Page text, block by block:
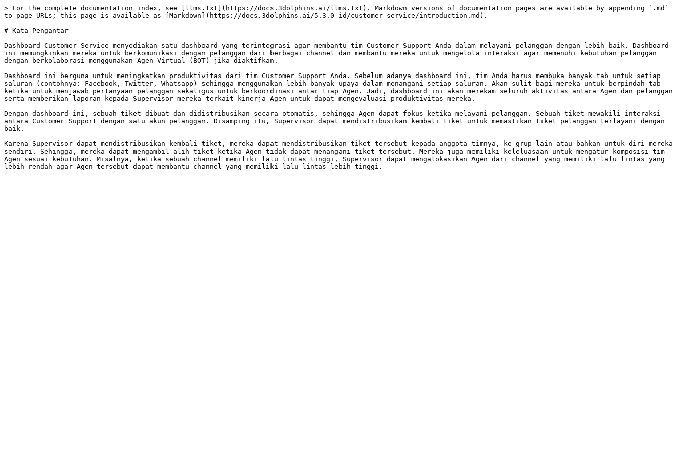
> For the complete documentation index, see [llms.txt](https://docs.3dolphins.ai/llms.txt). Markdown versions of documentation pages are available by appending `.md`
to page URLs; this page is available as [Markdown](https://docs.3dolphins.ai/5.3.0-id/customer-service/introduction.md).
# Kata Pengantar
Dashboard Customer Service menyediakan satu dashboard yang terintegrasi agar membantu tim Customer Support Anda dalam melayani pelanggan dengan lebih baik. Dashboard
ini memungkinkan mereka untuk berkomunikasi dengan pelanggan dari berbagai channel dan membantu mereka untuk mengelola interaksi agar memenuhi kebutuhan pelanggan
dengan berkolaborasi menggunakan Agen Virtual (BOT) jika diaktifkan.
Dashboard ini berguna untuk meningkatkan produktivitas dari tim Customer Support Anda. Sebelum adanya dashboard ini, tim Anda harus membuka banyak tab untuk setiap
saluran (contohnya: Facebook, Twitter, Whatsapp) sehingga menggunakan lebih banyak upaya dalam menangani setiap saluran. Akan sulit bagi mereka untuk berpindah tab
ketika untuk menjawab pertanyaan pelanggan sekaligus untuk berkoordinasi antar tiap Agen. Jadi, dashboard ini akan merekam seluruh aktivitas antara Agen dan pelanggan
serta memberikan laporan kepada Supervisor mereka terkait kinerja Agen untuk dapat mengevaluasi produktivitas mereka.
Dengan dashboard ini, sebuah tiket dibuat dan didistribusikan secara otomatis, sehingga Agen dapat fokus ketika melayani pelanggan. Sebuah tiket mewakili interaksi
antara Customer Support dengan satu akun pelanggan. Disamping itu, Supervisor dapat mendistribusikan kembali tiket untuk memastikan tiket pelanggan terlayani dengan
baik.
Karena Supervisor dapat mendistribusikan kembali tiket, mereka dapat mendistribusikan tiket tersebut kepada anggota timnya, ke grup lain atau bahkan untuk diri mereka
sendiri. Sehingga, mereka dapat mengambil alih tiket ketika Agen tidak dapat menangani tiket tersebut. Mereka juga memiliki keleluasaan untuk mengatur komposisi tim
Agen sesuai kebutuhan. Misalnya, ketika sebuah channel memiliki lalu lintas tinggi, Supervisor dapat mengalokasikan Agen dari channel yang memiliki lalu lintas yang